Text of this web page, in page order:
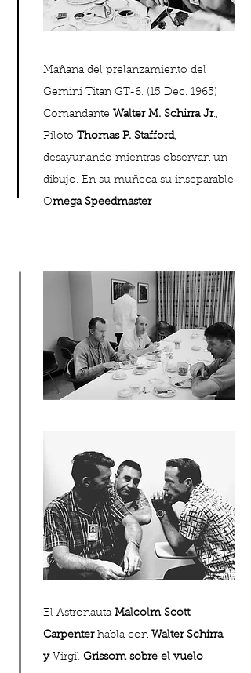
Mañana del prelanzamiento del
Gemini Titan GT-6. (15 Dec. 1965)
Comandante Walter M. Schirra Jr.,
Piloto Thomas P. Stafford,
desayunando mientras observan un
dibujo. En su muñeca su inseparable
Omega Speedmaster
El Astronauta Malcolm Scott
Carpenterhabla con Walter Schirra
y Virgil Grissom sobre el vuelo